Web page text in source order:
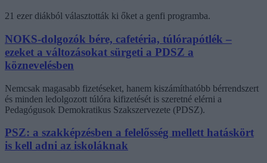
21 ezer diákból választották ki őket a genfi programba.
NOKS-dolgozók bére, cafetéria, túlórapótlék –
ezeket a változásokat sürgeti a PDSZ a
köznevelésben
Nemcsak magasabb fizetéseket, hanem kiszámíthatóbb bérrendszert
és minden ledolgozott túlóra kifizetését is szeretné elérni a
Pedagógusok Demokratikus Szakszervezete (PDSZ).
PSZ: a szakképzésben a felelősség mellett hatáskört
is kell adni az iskoláknak